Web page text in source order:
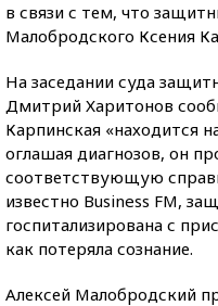
в связи с тем, что
Малобродского Ксения
На заседании суда
Дмитрий Харитонов
Карпинская «находится
оглашая диагнозов, он
соответствующую
известно Business FM,
госпитализирована с
как потеряла сознание.
Алексей Малобродский